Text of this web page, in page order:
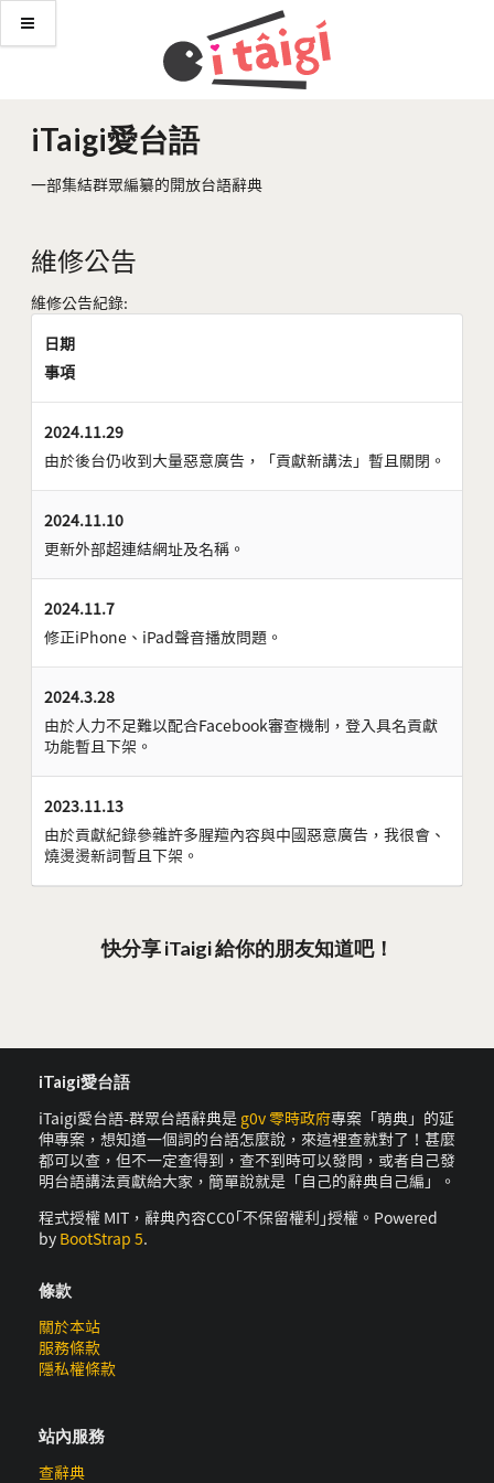
iTaigi愛台語
一部集結群眾編纂的開放台語辭典
維修公告
維修公告紀錄:
日期
事項
2024.11.29
由於後台仍收到大量惡意廣告，「貢獻新講法」暫且關閉。
2024.11.10
更新外部超連結網址及名稱。
2024.11.7
修正iPhone、iPad聲音播放問題。
2024.3.28
由於人力不足難以配合Facebook審查機制，登入具名貢獻
功能暫且下架。
2023.11.13
由於貢獻紀錄參雜許多腥羶內容與中國惡意廣告，我很會、
燒燙燙新詞暫且下架。
快分享 iTaigi 給你的朋友知道吧！
iTaigi愛台語
iTaigi愛台語-群眾台語辭典是 g0v 零時政府專案「萌典」的延
伸專案，想知道一個詞的台語怎麼說，來這裡查就對了！甚麼
都可以查，但不一定查得到，查不到時可以發問，或者自己發
明台語講法貢獻給大家，簡單說就是「自己的辭典自己編」。
程式授權 MIT，辭典內容CC0｢不保留權利｣授權。Powered
by BootStrap 5.
條款
關於本站
服務條款
隱私權條款
站內服務
查辭典